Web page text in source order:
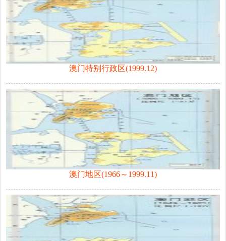
澳门特别行政区(1999.12)
澳门地区(1966～1999.11)